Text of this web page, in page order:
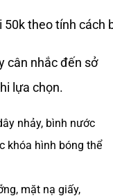
50k theo tính cách
cân nhắc đến sở
lựa chọn.
nhảy, bình nước
khóa hình bóng thể
mặt nạ giấy,